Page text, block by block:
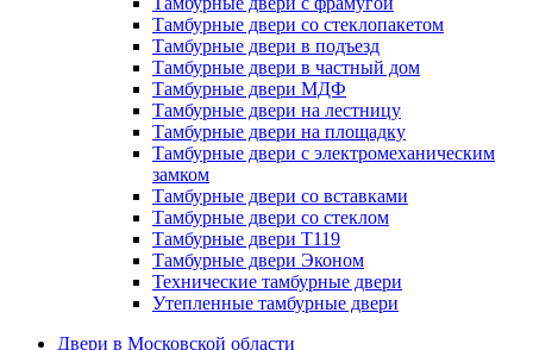
Тамбурные двери со стеклопакетом
Тамбурные двери в подъезд
Тамбурные двери в частный дом
Тамбурные двери МДФ
Тамбурные двери на лестницу
Тамбурные двери на площадку
Тамбурные двери с электромеханическим
замком
Тамбурные двери со вставками
Тамбурные двери со стеклом
Тамбурные двери Т119
Тамбурные двери Эконом
Технические тамбурные двери
Утепленные тамбурные двери
Двери в Московской области